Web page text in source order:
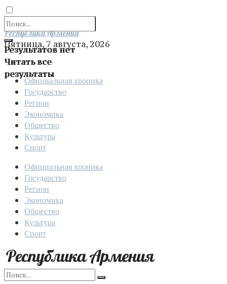
Результатов нет
Читать все
результаты
Отправить
Республика Армения
Пятница, 7 августа, 2026
Официальная хроника
Государство
Регион
Экономика
Общество
Культура
Спорт
Официальная хроника
Государство
Регион
Экономика
Общество
Культура
Спорт